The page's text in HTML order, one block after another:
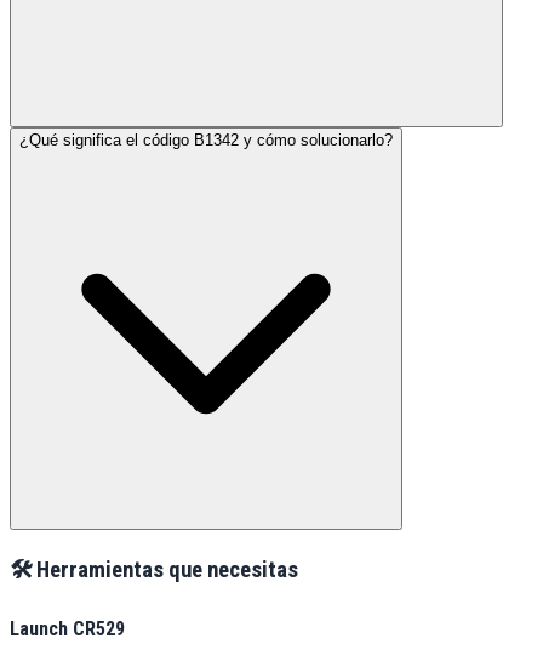
¿Qué significa el código B1342 y cómo solucionarlo?
🛠️ Herramientas que necesitas
Launch CR529